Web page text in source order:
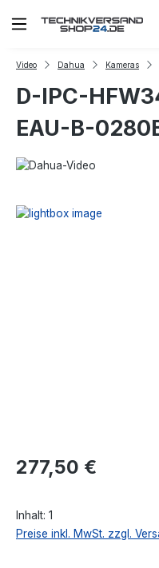
Zum Hauptinhalt springen
Video Dahua Kameras
D-IPC-
EAU-B-
Regulärer Preis:
277,50 €
Inhalt: 1
Preise inkl. MwSt. zzgl.